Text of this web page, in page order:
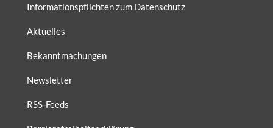
Informationspflichten zum Datenschutz
Aktuelles
Bekanntmachungen
Newsletter
RSS-Feeds